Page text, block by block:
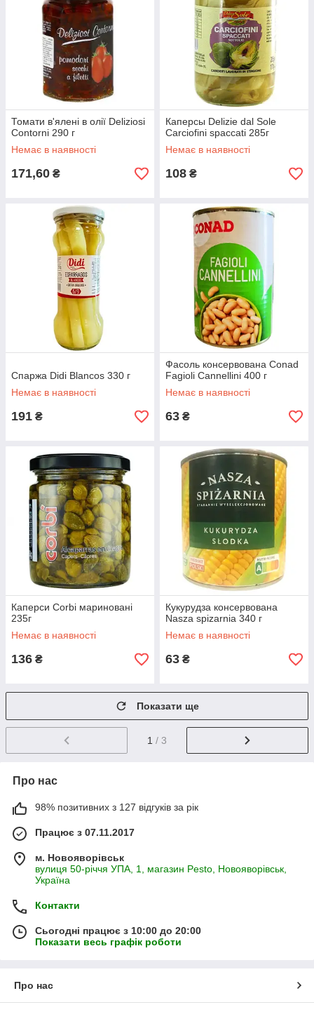
Томати в'ялені в олії Deliziosi
Contorni 290 г
Немає в наявності
171,60 ₴
Каперсы Delizie dal Sole
Carciofini spaccati 285г
Немає в наявності
108 ₴
Спаржа Didi Blancos 330 г
Немає в наявності
191 ₴
Фасоль консервована Conad
Fagioli Cannellini 400 г
Немає в наявності
63 ₴
Каперси Corbi мариновані
235г
Немає в наявності
136 ₴
Кукурудза консервована
Nasza spizarnia 340 г
Немає в наявності
63 ₴
Показати ще
1 / 3
Про нас
98% позитивних з 127 відгуків за рік
Працює з 07.11.2017
м. Новояворівськ
вулиця 50-річчя УПА, 1, магазин Pesto, Новояворівськ,
Україна
Контакти
Сьогодні працює з 10:00 до 20:00
Показати весь графік роботи
Про нас